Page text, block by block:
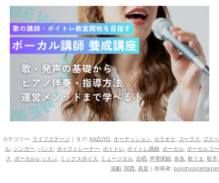
カテゴリー: ライフステージ | タグ: KAZUYO, オーディション, カラオケ, コーラス, ゴスペ
ル, シンガー, バンド, ボイストレーナー, ボイトレ, ボイトレ講師, ボーカル, ボーカルコー
チ, ボーカルレッスン, ミックスボイス, ミュージカル, 合唱, 声帯閉鎖, 奈良, 歌うま , 歌手,
演劇, 関西, 高音 | 投稿者: polishvoicetrainer